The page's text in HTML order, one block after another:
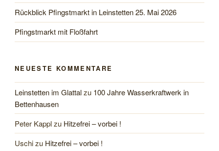
Rückblick Pfingstmarkt in Leinstetten 25. Mai 2026
Pfingstmarkt mit Floßfahrt
NEUESTE KOMMENTARE
Leinstetten im Glattalzu 100 Jahre Wasserkraftwerk in
Bettenhausen
Peter Kapplzu Hitzefrei – vorbei !
Uschizu Hitzefrei – vorbei !